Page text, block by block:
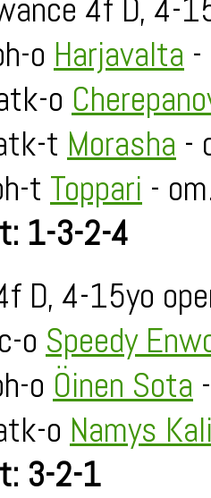
4f D, 4-
o Harjavalta
o
t Morasha -
t Toppari -
1-3-2-4
D, 4-15yo
o Speedy
o Öinen Sota
o Namys
3-2-1